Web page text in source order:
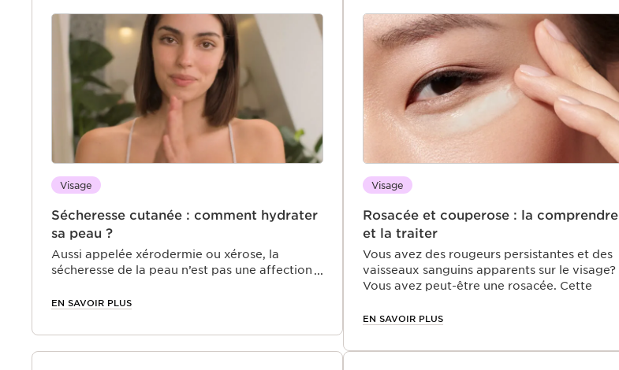
Visage
Sécheresse cutanée : comment hydrater
sa peau ?
Aussi appelée xérodermie ou xérose, la
sécheresse de la peau n’est pas une affection
extrême n’est pas irréversible et n’a aucun
gestes quotidiens et en se protégeant des
agressions extérieures, il est possible de
EN SAVOIR PLUS
Visage
Rosacée et couperose : la comprendre
et la traiter
Vous avez des rougeurs persistantes et des
vaisseaux sanguins apparents sur le visage?
Vous avez peut-être une rosacée. Cette
touche énormément de personnes,
ans. Souvent confondue avec l’acné à cause
EN SAVOIR PLUS